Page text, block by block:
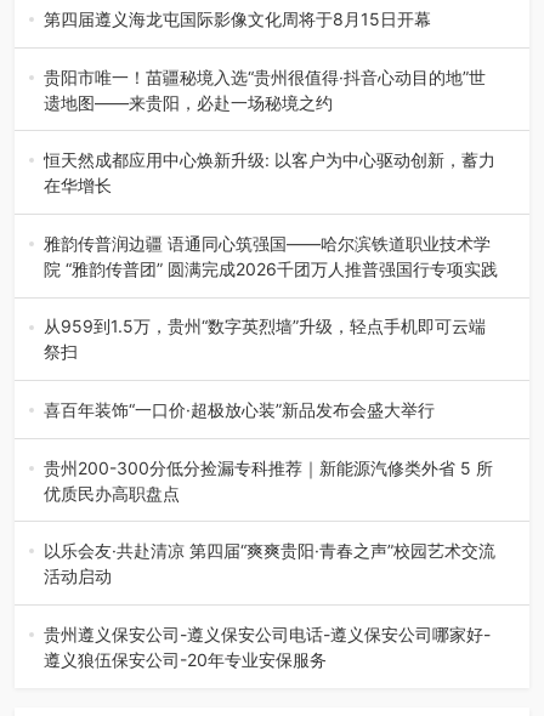
杯”篮球赛暨2026年“村B…
第四届遵义海龙屯国际影像文化周将于8月15日开幕
8月7日，第四届遵义海龙屯国际影像文化周媒体通气会在世
界文化遗产地海龙屯核心景区…
贵阳市唯一！苗疆秘境入选“贵州很值得·抖音心动目的地”世
遗地图——来贵阳，必赴一场秘境之约
2026年7月21日，2026年“贵州很值得”暨抖音“心动目的
地”（贵州站）主题…
恒天然成都应用中心焕新升级: 以客户为中心驱动创新，蓄力
在华增长
融合全球研发实力与本土洞察，深化客户共创，赋能西南市
场创新发展 （7月27日，成…
雅韵传普润边疆 语通同心筑强国——哈尔滨铁道职业技术学
院 “雅韵传普团” 圆满完成2026千团万人推普强国行专项实践
为扎实推进2026“千团万人推普强国行”大学生暑期社会实
践，牢牢紧扣 “雅韵传普…
从959到1.5万，贵州“数字英烈墙”升级，轻点手机即可云端
祭扫
八一建军节到来之际，由贵州省退役军人事务厅指导，贵阳
市退役军人事务局联合贵州广电…
喜百年装饰“一口价·超极放心装”新品发布会盛大举行
2026年7月31日，喜百年装饰“一口价·超极放心装”新品发布
会在贵阳隆重举行。…
贵州200-300分低分捡漏专科推荐｜新能源汽修类外省 5 所
优质民办高职盘点
在贵州省高考志愿填报体系中，200至300分数段考生可选择
的省内工科、新能源汽车…
以乐会友·共赴清凉 第四届“爽爽贵阳·青春之声”校园艺术交流
活动启动
七月的贵阳，清风送爽，第四届“爽爽贵阳·青春之声”校园管
弦乐（合唱）艺术交流活动…
贵州遵义保安公司-遵义保安公司电话-遵义保安公司哪家好-
遵义狼伍保安公司-20年专业安保服务